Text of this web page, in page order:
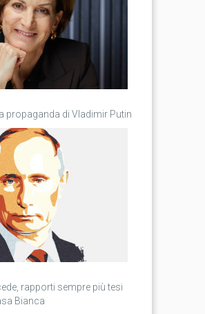
propaganda di Vladimir Putin
rapporti sempre più tesi
Bianca